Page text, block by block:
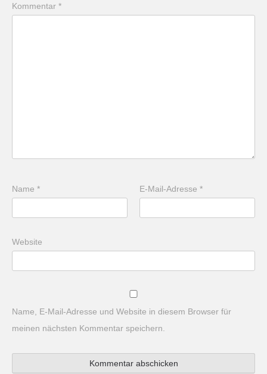
Kommentar *
Name * E-Mail-Adresse*
Website
Name, E-Mail-Adresse und Website in diesem Browser für
meinen nächsten Kommentar speichern.